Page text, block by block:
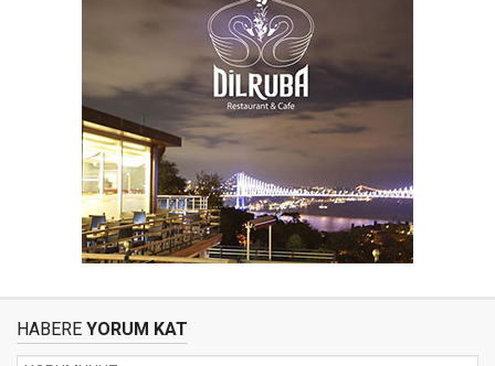
HABERE YORUM KAT